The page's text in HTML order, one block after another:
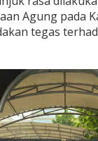
a
m
b
g
a
n
I
l
Agung pada
tegas